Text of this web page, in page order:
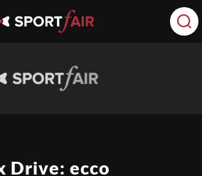
Drive: ecco